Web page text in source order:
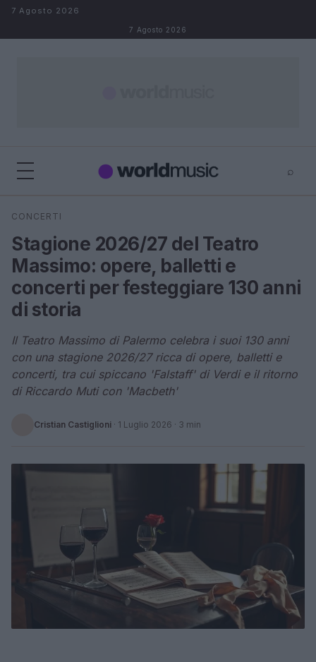
Salta al contenuto
7 Agosto 2026
7 Agosto 2026
⌕
Cerca
CONCERTI
Stagione 2026/27 del Teatro
Massimo: opere, balletti e
concerti per festeggiare 130 anni
di storia
Il Teatro Massimo di Palermo celebra i suoi 130 anni
con una stagione 2026/27 ricca di opere, balletti e
concerti, tra cui spiccano 'Falstaff' di Verdi e il ritorno
di Riccardo Muti con 'Macbeth'
Cristian Castiglioni · 1 Luglio 2026 · 3 min